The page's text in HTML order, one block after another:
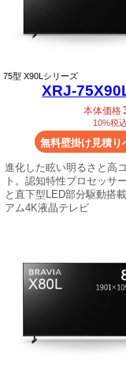
75型 X90Lシリーズ
XRJ-
本体価格
10%税
無料壁掛け見積り
進化した眩い明るさと高
ト。認知特性プロセッサ
と直下型LED部分駆動搭
アム4K液晶テレビ